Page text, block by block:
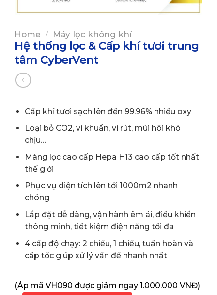
Home / Máy lọc không khí
Hệ thống lọc & Cấp khí tươi trung
tâm CyberVent
Cấp khí tươi sạch lên đến 99.96% nhiều oxy
Loại bỏ CO2, vi khuẩn, vi rút, mùi hôi khó
chịu…
Màng lọc cao cấp Hepa H13 cao cấp tốt nhất
thế giới
Phục vụ diện tích lên tới 1000m2 nhanh
chóng
Lắp đặt dễ dàng, vận hành êm ái, điều khiển
thông minh, tiết kiệm điện năng tối đa
4 cấp độ chạy: 2 chiều, 1 chiều, tuần hoàn và
cấp tốc giúp xử lý vấn đề nhanh nhất
(Áp mã VH090 được giảm ngay 1.000.000 VNĐ)